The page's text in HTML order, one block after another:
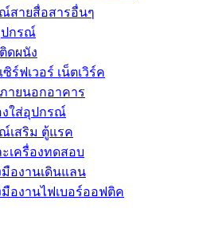
สายสื่อสารอื่นๆ
ปกรณ์
ดผนัง
ซิร์ฟเวอร์ เน็ตเวิร์ค
ายนอกอาคาร
งใส่อุปกรณ์
เสริม ตู้แรค
เครื่องทดสอบ
มืองานเดินแลน
มืองานไฟเบอร์ออฟติค